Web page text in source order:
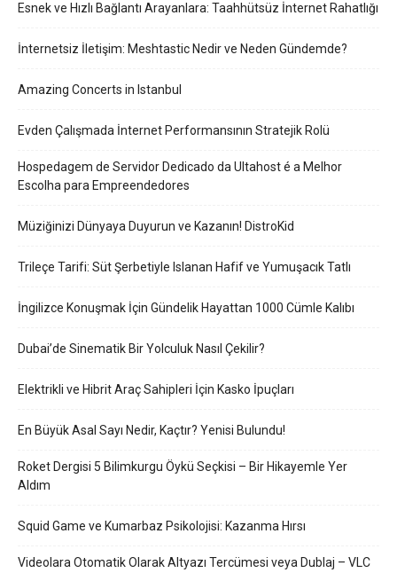
Esnek ve Hızlı Bağlantı Arayanlara: Taahhütsüz İnternet Rahatlığı
İnternetsiz İletişim: Meshtastic Nedir ve Neden Gündemde?
Amazing Concerts in Istanbul
Evden Çalışmada İnternet Performansının Stratejik Rolü
Hospedagem de Servidor Dedicado da Ultahost é a Melhor
Escolha para Empreendedores
Müziğinizi Dünyaya Duyurun ve Kazanın! DistroKid
Trileçe Tarifi: Süt Şerbetiyle Islanan Hafif ve Yumuşacık Tatlı
İngilizce Konuşmak İçin Gündelik Hayattan 1000 Cümle Kalıbı
Dubai’de Sinematik Bir Yolculuk Nasıl Çekilir?
Elektrikli ve Hibrit Araç Sahipleri İçin Kasko İpuçları
En Büyük Asal Sayı Nedir, Kaçtır? Yenisi Bulundu!
Roket Dergisi 5 Bilimkurgu Öykü Seçkisi – Bir Hikayemle Yer
Aldım
Squid Game ve Kumarbaz Psikolojisi: Kazanma Hırsı
Videolara Otomatik Olarak Altyazı Tercümesi veya Dublaj – VLC